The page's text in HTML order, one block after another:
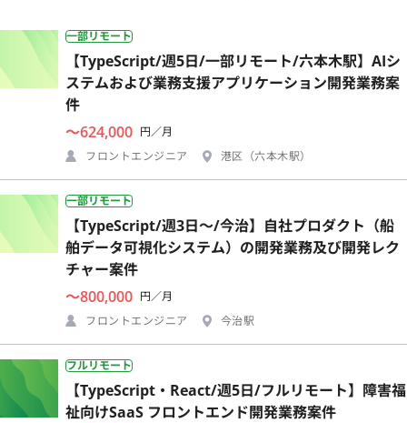
一部リモート
【TypeScript/週5日/一部リモート/六本木駅】AIシ
ステムおよび業務支援アプリケーション開発業務案
件
〜624,000 円／月
フロントエンジニア
港区（六本木駅）
一部リモート
【TypeScript/週3日〜/今治】自社プロダクト（船
舶データ可視化システム）の開発業務及び開発レク
チャー案件
〜800,000 円／月
フロントエンジニア
今治駅
フルリモート
【TypeScript・React/週5日/フルリモート】障害福
祉向けSaaS フロントエンド開発業務案件